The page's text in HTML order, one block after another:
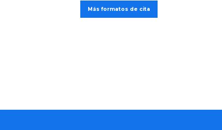
Más formatos de cita